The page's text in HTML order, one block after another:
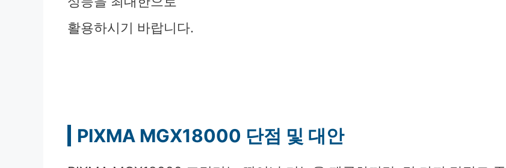
활용하시기 바랍니다.
PIXMA MGX18000 단점 및 대안